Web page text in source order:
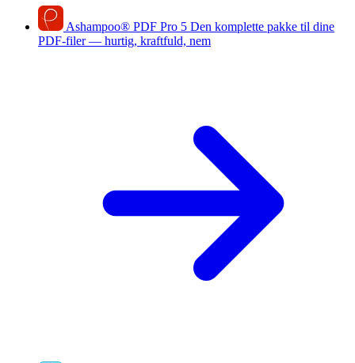
Ashampoo® PDF Pro 5 Den komplette pakke til dine
PDF-filer — hurtig, kraftfuld, nem